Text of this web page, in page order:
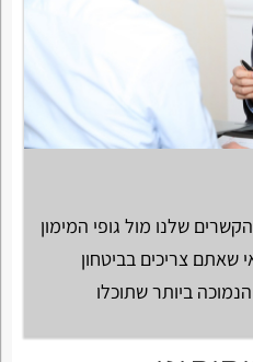
שלנו מול גופי המימון
שאתם צריכים בביטחון
ביותר שתוכלו